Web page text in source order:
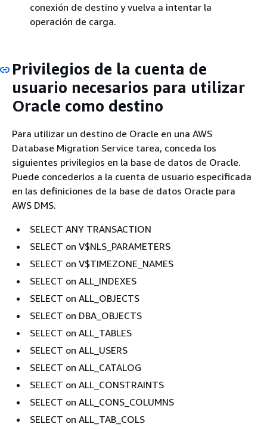
conexión de destino y vuelva a intentar la
operación de carga.
Privilegios de la cuenta de
usuario necesarios para utilizar
Oracle como destino
Para utilizar un destino de Oracle en una AWS
Database Migration Service tarea, conceda los
siguientes privilegios en la base de datos de Oracle.
Puede concederlos a la cuenta de usuario especificada
en las definiciones de la base de datos Oracle para
AWS DMS.
SELECT ANY TRANSACTION
SELECT on V$NLS_PARAMETERS
SELECT on V$TIMEZONE_NAMES
SELECT on ALL_INDEXES
SELECT on ALL_OBJECTS
SELECT on DBA_OBJECTS
SELECT on ALL_TABLES
SELECT on ALL_USERS
SELECT on ALL_CATALOG
SELECT on ALL_CONSTRAINTS
SELECT on ALL_CONS_COLUMNS
SELECT on ALL_TAB_COLS